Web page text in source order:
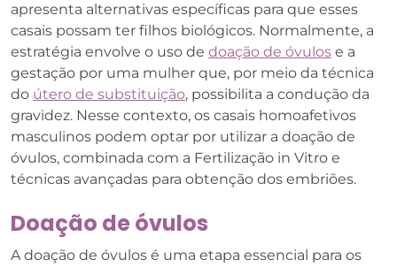
apresenta alternativas específicas para que esses
casais possam ter filhos biológicos. Normalmente, a
estratégia envolve o uso de doação de óvulos e a
gestação por uma mulher que, por meio da técnica
do útero de substituição, possibilita a condução da
gravidez. Nesse contexto, os casais homoafetivos
masculinos podem optar por utilizar a doação de
óvulos, combinada com a Fertilização in Vitro e
técnicas avançadas para obtenção dos embriões.
Doação de óvulos
A doação de óvulos é uma etapa essencial para os